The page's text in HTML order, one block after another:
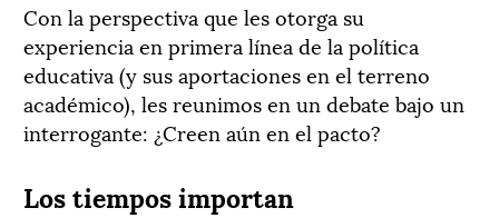
Con la perspectiva que les otorga su
experiencia en primera línea de la política
educativa (y sus aportaciones en el terreno
académico), les reunimos en un debate bajo un
interrogante: ¿Creen aún en el pacto?
Los tiempos importan